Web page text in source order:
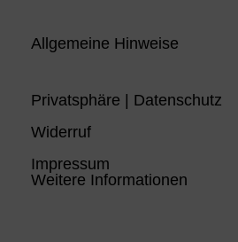
Allgemeine Hinweise
Privatsphäre | Datenschutz
Widerruf
Impressum
Weitere Informationen